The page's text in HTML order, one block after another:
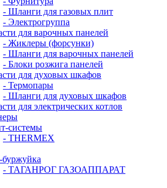
- Шланги для газовых плит
- Электрогруппа
для варочных панелей
- Жиклеры (форсунки)
- Шланги для варочных панелей
- Блоки розжига панелей
для духовых шкафов
- Термопары
- Шланги для духовых шкафов
для электрических котлов
системы
- THERMEX
- ТАГАНРОГ ГАЗОАППАРАТ